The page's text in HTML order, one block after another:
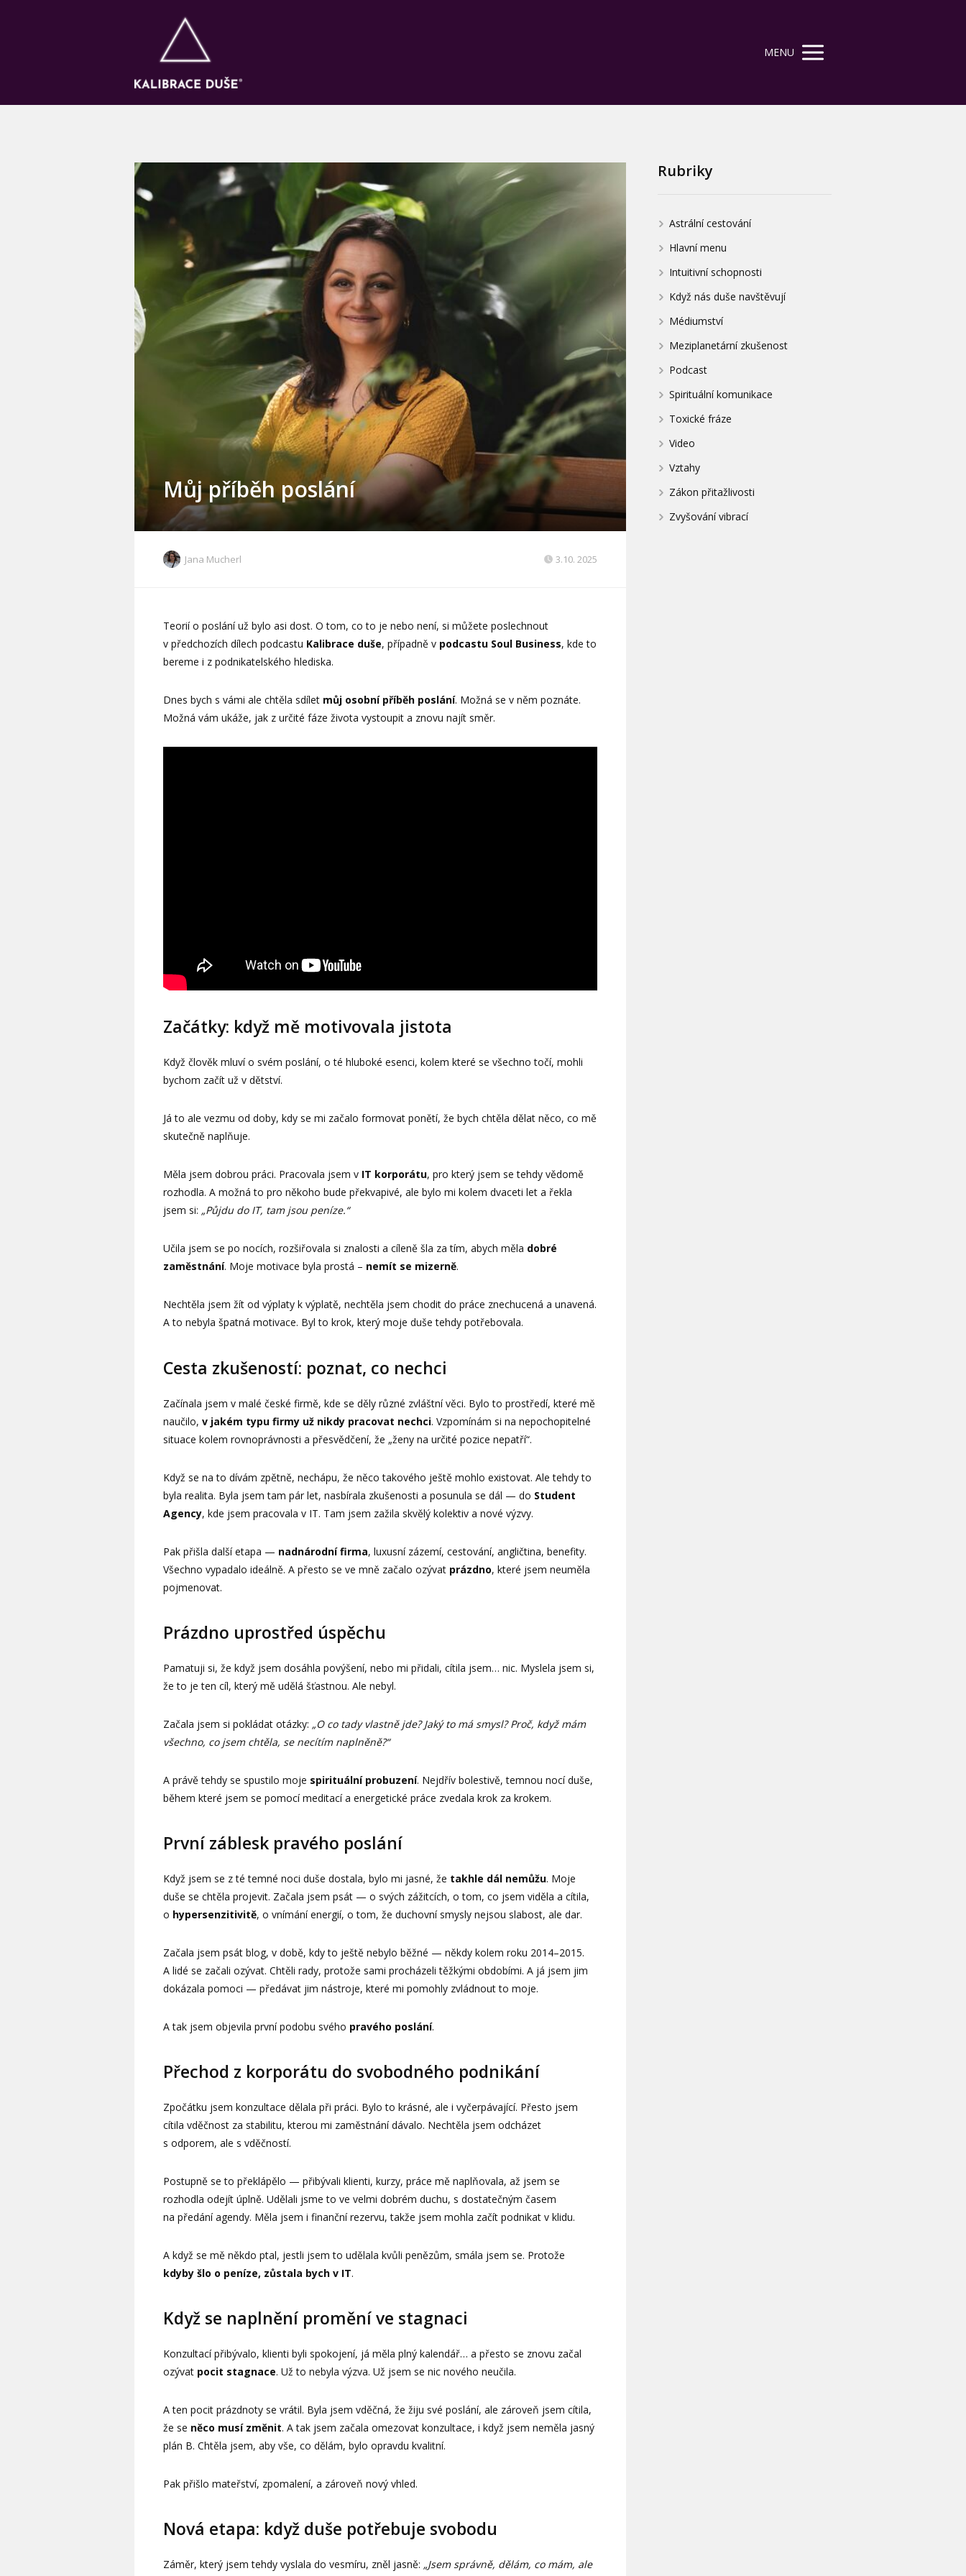
MENU
Můj příběh poslání
Jana Mucherl 3.10. 2025
Teorií o poslání už bylo asi dost. O tom, co to je nebo není, si můžete poslechnout
v předchozích dílech podcastu Kalibrace duše, případně v podcastu Soul Business, kde to
bereme i z podnikatelského hlediska.
Dnes bych s vámi ale chtěla sdílet můj osobní příběh poslání. Možná se v něm poznáte.
Možná vám ukáže, jak z určité fáze života vystoupit a znovu najít směr.
Začátky: když mě motivovala jistota
Když člověk mluví o svém poslání, o té hluboké esenci, kolem které se všechno točí, mohli
bychom začít už v dětství.
Já to ale vezmu od doby, kdy se mi začalo formovat ponětí, že bych chtěla dělat něco, co mě
skutečně naplňuje.
Měla jsem dobrou práci. Pracovala jsem v IT korporátu, pro který jsem se tehdy vědomě
rozhodla. A možná to pro někoho bude překvapivé, ale bylo mi kolem dvaceti let a řekla
jsem si: „Půjdu do IT, tam jsou peníze.“
Učila jsem se po nocích, rozšiřovala si znalosti a cíleně šla za tím, abych měla dobré
zaměstnání. Moje motivace byla prostá – nemít se mizerně.
Nechtěla jsem žít od výplaty k výplatě, nechtěla jsem chodit do práce znechucená a unavená.
A to nebyla špatná motivace. Byl to krok, který moje duše tehdy potřebovala.
Cesta zkušeností: poznat, co nechci
Začínala jsem v malé české firmě, kde se děly různé zvláštní věci. Bylo to prostředí, které mě
naučilo, v jakém typu firmy už nikdy pracovat nechci. Vzpomínám si na nepochopitelné
situace kolem rovnoprávnosti a přesvědčení, že „ženy na určité pozice nepatří“.
Když se na to dívám zpětně, nechápu, že něco takového ještě mohlo existovat. Ale tehdy to
byla realita. Byla jsem tam pár let, nasbírala zkušenosti a posunula se dál — do Student
Agency, kde jsem pracovala v IT. Tam jsem zažila skvělý kolektiv a nové výzvy.
Pak přišla další etapa — nadnárodní firma, luxusní zázemí, cestování, angličtina, benefity.
Všechno vypadalo ideálně. A přesto se ve mně začalo ozývat prázdno, které jsem neuměla
pojmenovat.
Prázdno uprostřed úspěchu
Pamatuji si, že když jsem dosáhla povýšení, nebo mi přidali, cítila jsem… nic. Myslela jsem si,
že to je ten cíl, který mě udělá šťastnou. Ale nebyl.
Začala jsem si pokládat otázky: „O co tady vlastně jde? Jaký to má smysl? Proč, když mám
všechno, co jsem chtěla, se necítím naplněně?“
A právě tehdy se spustilo moje spirituální probuzení. Nejdřív bolestivě, temnou nocí duše,
během které jsem se pomocí meditací a energetické práce zvedala krok za krokem.
První záblesk pravého poslání
Když jsem se z té temné noci duše dostala, bylo mi jasné, že takhle dál nemůžu. Moje
duše se chtěla projevit. Začala jsem psát — o svých zážitcích, o tom, co jsem viděla a cítila,
o hypersenzitivitě, o vnímání energií, o tom, že duchovní smysly nejsou slabost, ale dar.
Začala jsem psát blog, v době, kdy to ještě nebylo běžné — někdy kolem roku 2014–2015.
A lidé se začali ozývat. Chtěli rady, protože sami procházeli těžkými obdobími. A já jsem jim
dokázala pomoci — předávat jim nástroje, které mi pomohly zvládnout to moje.
A tak jsem objevila první podobu svého pravého poslání.
Přechod z korporátu do svobodného podnikání
Zpočátku jsem konzultace dělala při práci. Bylo to krásné, ale i vyčerpávající. Přesto jsem
cítila vděčnost za stabilitu, kterou mi zaměstnání dávalo. Nechtěla jsem odcházet
s odporem, ale s vděčností.
Postupně se to překlápělo — přibývali klienti, kurzy, práce mě naplňovala, až jsem se
rozhodla odejít úplně. Udělali jsme to ve velmi dobrém duchu, s dostatečným časem
na předání agendy. Měla jsem i finanční rezervu, takže jsem mohla začít podnikat v klidu.
A když se mě někdo ptal, jestli jsem to udělala kvůli penězům, smála jsem se. Protože
kdyby šlo o peníze, zůstala bych v IT.
Když se naplnění promění ve stagnaci
Konzultací přibývalo, klienti byli spokojení, já měla plný kalendář… a přesto se znovu začal
ozývat pocit stagnace. Už to nebyla výzva. Už jsem se nic nového neučila.
A ten pocit prázdnoty se vrátil. Byla jsem vděčná, že žiju své poslání, ale zároveň jsem cítila,
že se něco musí změnit. A tak jsem začala omezovat konzultace, i když jsem neměla jasný
plán B. Chtěla jsem, aby vše, co dělám, bylo opravdu kvalitní.
Pak přišlo mateřství, zpomalení, a zároveň nový vhled.
Nová etapa: když duše potřebuje svobodu
Záměr, který jsem tehdy vyslala do vesmíru, zněl jasně: „Jsem správně, dělám, co mám, ale
Rubriky
Astrální cestování
Hlavní menu
Intuitivní schopnosti
Když nás duše navštěvují
Médiumství
Meziplanetární zkušenost
Podcast
Spirituální komunikace
Toxické fráze
Video
Vztahy
Zákon přitažlivosti
Zvyšování vibrací